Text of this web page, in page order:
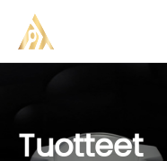
Tuotteet